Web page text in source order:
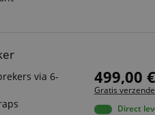
via 6-
499,00 €
Gratis
Direct
service om
the website,
page